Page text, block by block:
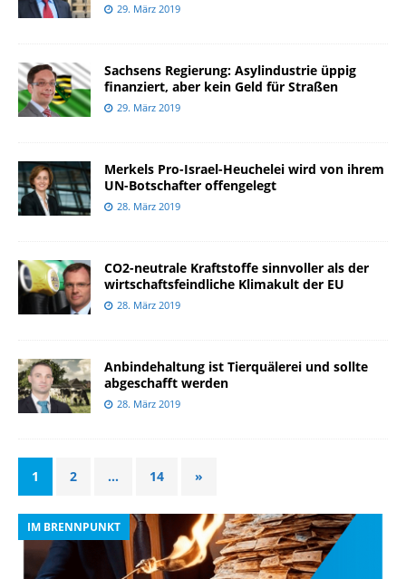
29. März 2019
Sachsens Regierung: Asylindustrie üppig
finanziert, aber kein Geld für Straßen
29. März 2019
Merkels Pro-Israel-Heuchelei wird von ihrem
UN-Botschafter offengelegt
28. März 2019
CO2-neutrale Kraftstoffe sinnvoller als der
wirtschaftsfeindliche Klimakult der EU
28. März 2019
Anbindehaltung ist Tierquälerei und sollte
abgeschafft werden
28. März 2019
1 2 … 14 »
IM BRENNPUNKT